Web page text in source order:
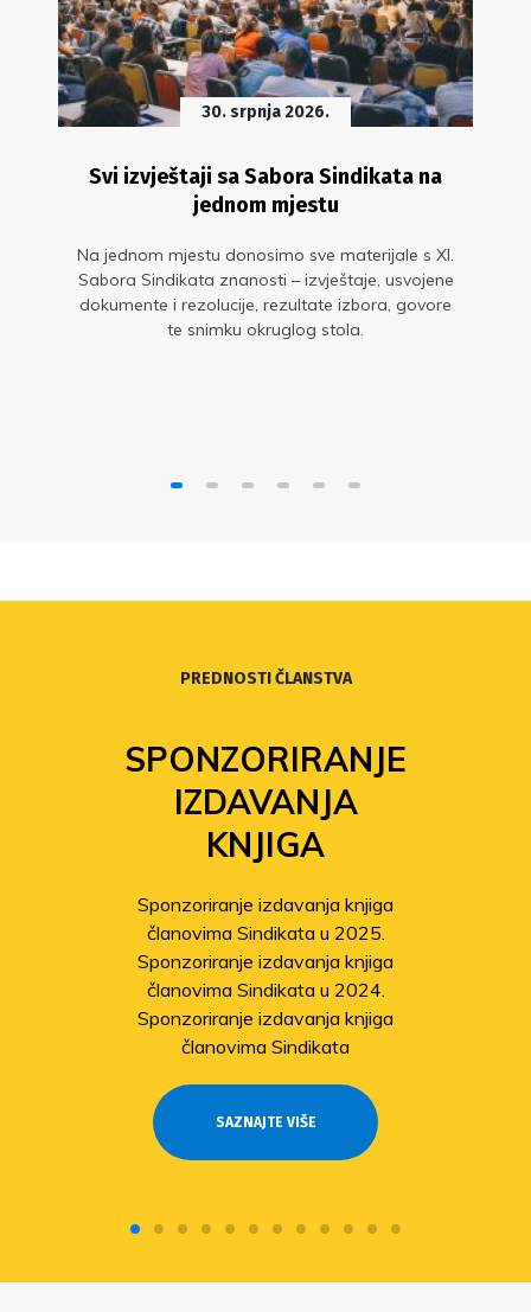
30. srpnja 2026.
Svi izvještaji sa Sabora Sindikata na
jednom mjestu
Na jednom mjestu donosimo sve materijale s XI.
Sabora Sindikata znanosti – izvještaje, usvojene
dokumente i rezolucije, rezultate izbora, govore
te snimku okruglog stola.
PREDNOSTI ČLANSTVA
SPONZORIRANJE
IZDAVANJA
KNJIGA
Sponzoriranje izdavanja knjiga
članovima Sindikata u 2025.
Sponzoriranje izdavanja knjiga
članovima Sindikata u 2024.
Sponzoriranje izdavanja knjiga
članovima Sindikata
SAZNAJTE VIŠE